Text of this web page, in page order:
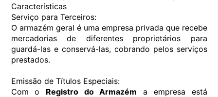
Características
Serviço para Terceiros:
O armazém geral é uma empresa privada que recebe
mercadorias de diferentes proprietários para
guardá-las e conservá-las, cobrando pelos serviços
prestados.
Emissão de Títulos Especiais:
Com o Registro do Armazém a empresa está